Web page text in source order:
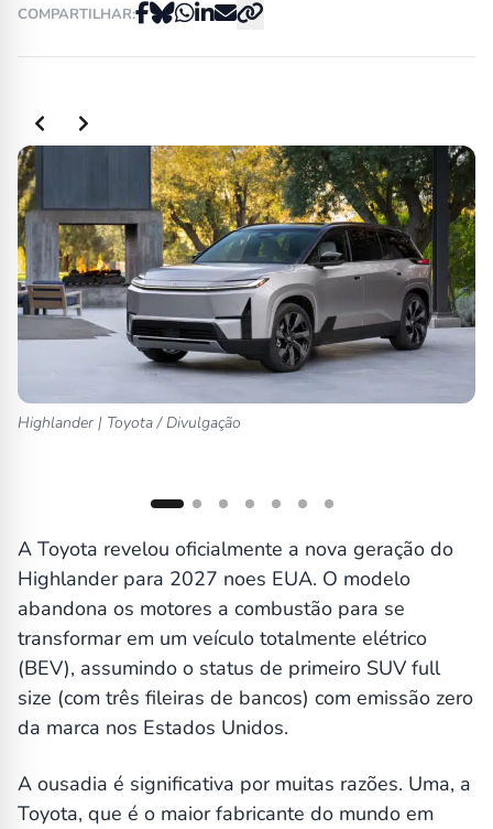
COMPARTILHAR:
Highlander | Toyota / Divulgação
A Toyota revelou oficialmente a nova geração do
Highlander para 2027 noes EUA. O modelo
abandona os motores a combustão para se
transformar em um veículo totalmente elétrico
(BEV), assumindo o status de primeiro SUV full
size (com três fileiras de bancos) com emissão zero
da marca nos Estados Unidos.
A ousadia é significativa por muitas razões. Uma, a
Toyota, que é o maior fabricante do mundo em